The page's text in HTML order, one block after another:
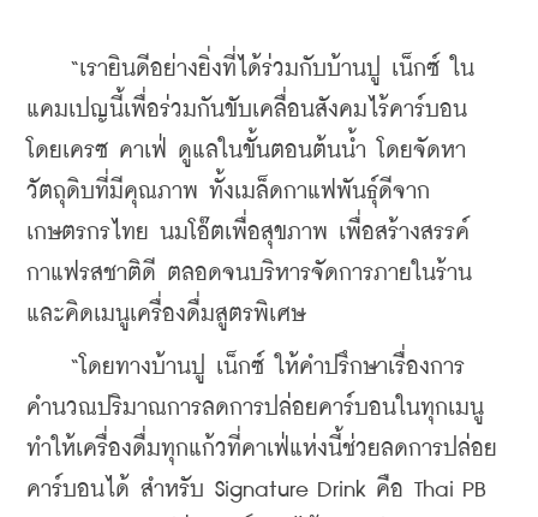
“เรายินดีอย่างยิ่งที่ได้ร่วมกับบ้านปู เน็กซ์ ใน
แคมเปญนี้เพื่อร่วมกันขับเคลื่อนสังคมไร้คาร์บอน
โดยเครซ คาเฟ่ ดูแลในขั้นตอนต้นน้ำ โดยจัดหา
วัตถุดิบที่มีคุณภาพ ทั้งเมล็ดกาแฟพันธุ์ดีจาก
เกษตรกรไทย นมโอ๊ตเพื่อสุขภาพ เพื่อสร้างสรรค์
กาแฟรสชาติดี ตลอดจนบริหารจัดการภายในร้าน
และคิดเมนูเครื่องดื่มสูตรพิเศษ
“โดยทางบ้านปู เน็กซ์ ให้คำปรึกษาเรื่องการ
คำนวณปริมาณการลดการปล่อยคาร์บอนในทุกเมนู
ทำให้เครื่องดื่มทุกแก้วที่คาเฟ่แห่งนี้ช่วยลดการปล่อย
คาร์บอนได้ สำหรับ Signature Drink คือ Thai PB